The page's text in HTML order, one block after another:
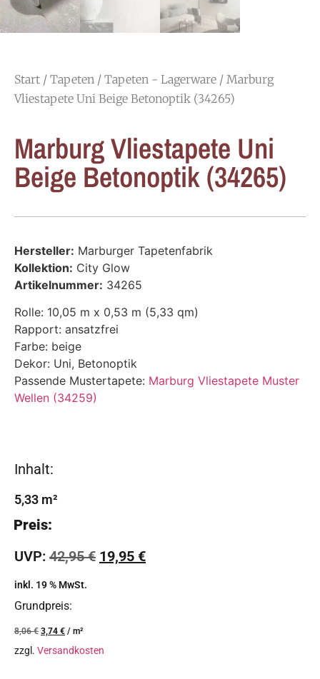
Start / Tapeten / Tapeten - Lagerware / Marburg
Vliestapete Uni Beige Betonoptik (34265)
Marburg Vliestapete Uni
Beige Betonoptik (34265)
Hersteller: Marburger Tapetenfabrik
Kollektion: City Glow
Artikelnummer: 34265
Rolle: 10,05 m x 0,53 m (5,33 qm)
Rapport: ansatzfrei
Farbe: beige
Dekor: Uni, Betonoptik
Passende Mustertapete: Marburg Vliestapete Muster
Wellen (34259)
Inhalt:
5,33 m²
Preis:
UVP: 42,95€ 19,95 €
inkl. 19 % MwSt.
Grundpreis:
8,06€ 3,74 € / m²
zzgl. Versandkosten